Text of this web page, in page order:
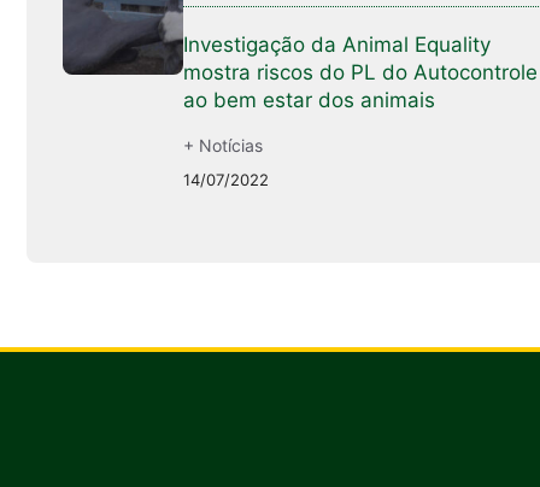
Investigação da Animal Equality
mostra riscos do PL do Autocontrole
ao bem estar dos animais
+ Notícias
14/07/2022